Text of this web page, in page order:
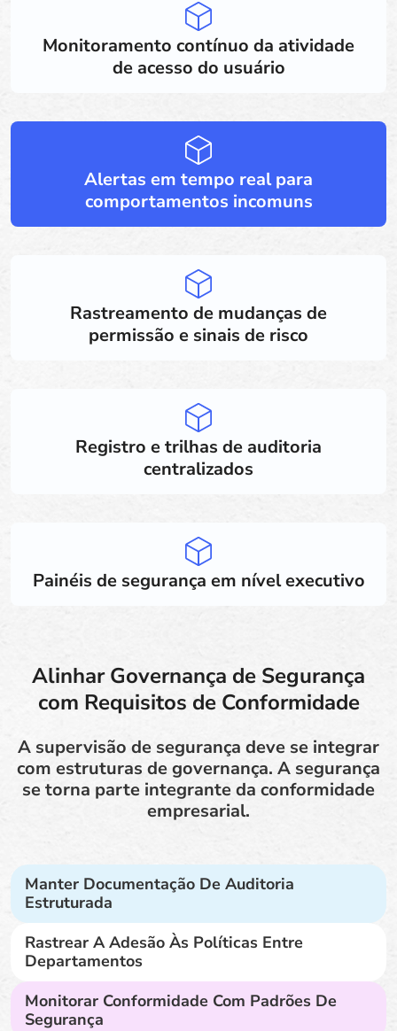
Monitoramento contínuo da atividade
de acesso do usuário
Alertas em tempo real para
comportamentos incomuns
Rastreamento de mudanças de
permissão e sinais de risco
Registro e trilhas de auditoria
centralizados
Painéis de segurança em nível executivo
Alinhar Governança de Segurança
com Requisitos de Conformidade
A supervisão de segurança deve se integrar
com estruturas de governança. A segurança
se torna parte integrante da conformidade
empresarial.
Manter Documentação De Auditoria
Estruturada
Rastrear A Adesão Às Políticas Entre
Departamentos
Monitorar Conformidade Com Padrões De
Segurança